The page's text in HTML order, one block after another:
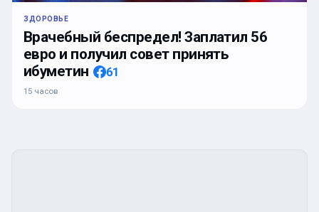
ЗДОРОВЬЕ
Врачебный беспредел! Заплатил 56
евро и получил совет принять
ибуметин
61
15 часов